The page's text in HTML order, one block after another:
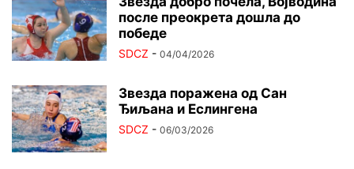
после преокрета дошла до
победе
SDCZ - 04/04/2026
Звезда поражена од Сан
Ђиљана и Еслингена
SDCZ - 06/03/2026